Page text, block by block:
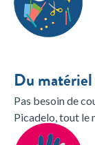
Du
Pas besoin de
Picadelo, tout le